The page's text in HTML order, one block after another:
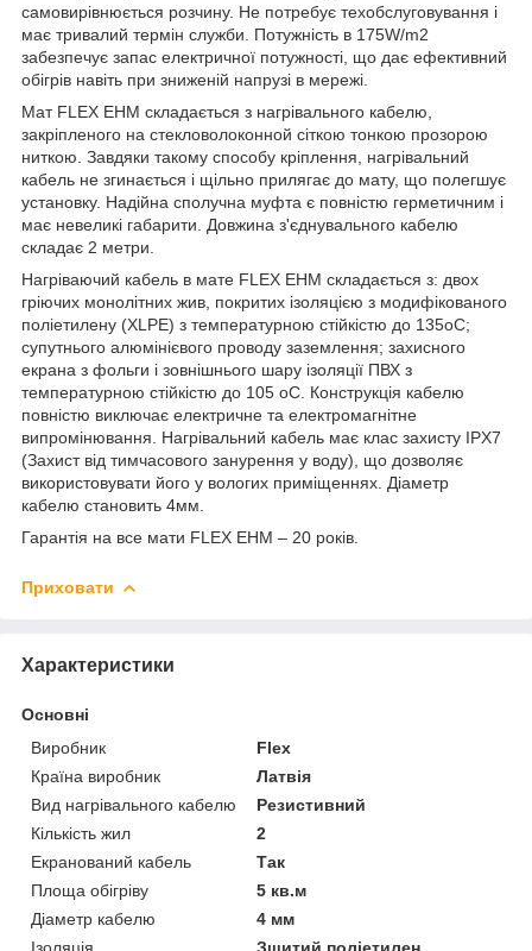
самовирівнюється розчину. Не потребує техобслуговування і
має тривалий термін служби. Потужність в 175W/m2
забезпечує запас електричної потужності, що дає ефективний
обігрів навіть при зниженій напрузі в мережі.
Мат FLEX EHM складається з нагрівального кабелю,
закріпленого на стекловолоконной сіткою тонкою прозорою
ниткою. Завдяки такому способу кріплення, нагрівальний
кабель не згинається і щільно прилягає до мату, що полегшує
установку. Надійна сполучна муфта є повністю герметичним і
має невеликі габарити. Довжина з'єднувального кабелю
складає 2 метри.
Нагріваючий кабель в мате FLEX EHM складається з: двох
гріючих монолітних жив, покритих ізоляцією з модифікованого
поліетилену (XLPE) з температурною стійкістю до 135oC;
супутнього алюмінієвого проводу заземлення; захисного
екрана з фольги і зовнішнього шару ізоляції ПВХ з
температурною стійкістю до 105 oC. Конструкція кабелю
повністю виключає електричне та електромагнітне
випромінювання. Нагрівальний кабель має клас захисту IPX7
(Захист від тимчасового занурення у воду), що дозволяє
використовувати його у вологих приміщеннях. Діаметр
кабелю становить 4мм.
Гарантія на все мати FLEX EHM – 20 років.
Приховати
Характеристики
Основні
Виробник
Flex
Країна виробник
Латвія
Вид нагрівального кабелю
Резистивний
Кількість жил
2
Екранований кабель
Так
Площа обігріву
5 кв.м
Діаметр кабелю
4 мм
Ізоляція
Зшитий поліетилен